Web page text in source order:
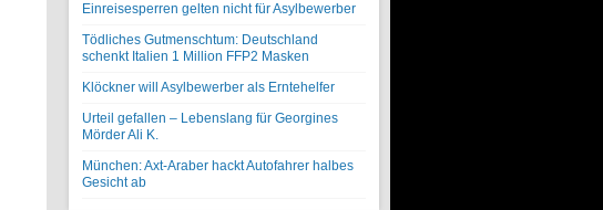
Einreisesperren gelten nicht für Asylbewerber
Tödliches Gutmenschtum: Deutschland
schenkt Italien 1 Million FFP2 Masken
Klöckner will Asylbewerber als Erntehelfer
Urteil gefallen – Lebenslang für Georgines
Mörder Ali K.
München: Axt-Araber hackt Autofahrer halbes
Gesicht ab